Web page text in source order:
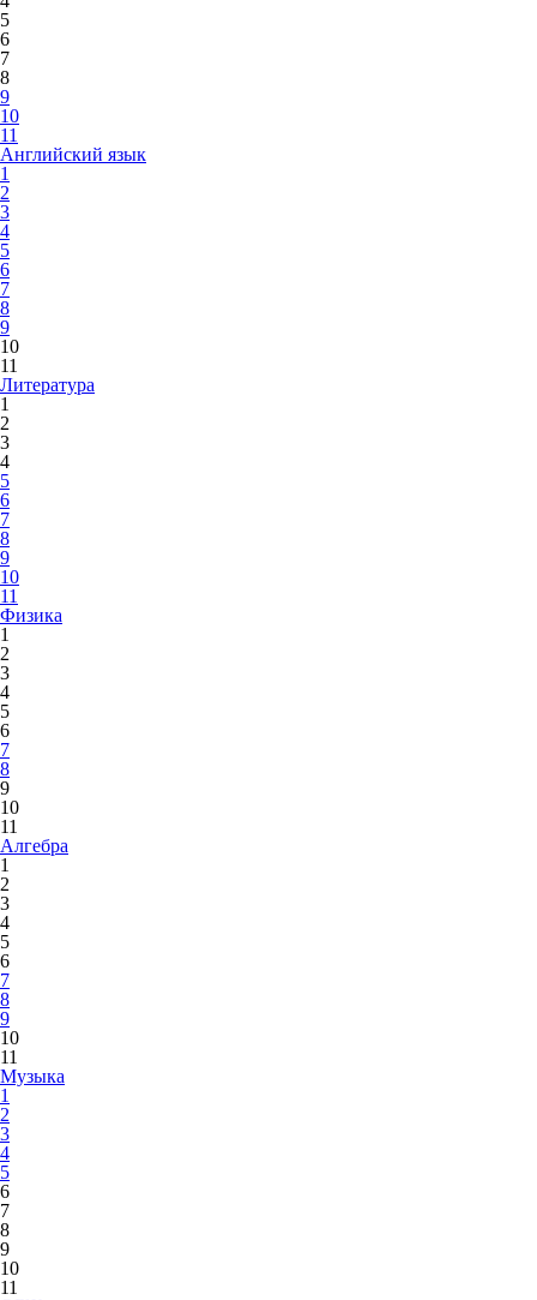
5
6
7
8
9
10
11
Английский язык
1
2
3
4
5
6
7
8
9
10
11
Литература
1
2
3
4
5
6
7
8
9
10
11
Физика
1
2
3
4
5
6
7
8
9
10
11
Алгебра
1
2
3
4
5
6
7
8
9
10
11
Музыка
1
2
3
4
5
6
7
8
9
10
11